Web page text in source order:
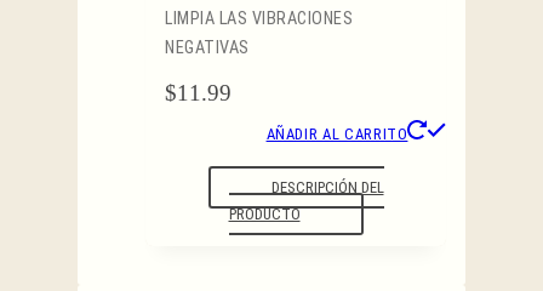
LIMPIA LAS VIBRACIONES
NEGATIVAS
$11.99
AÑADIR AL CARRITO
DESCRIPCIÓN DEL
PRODUCTO